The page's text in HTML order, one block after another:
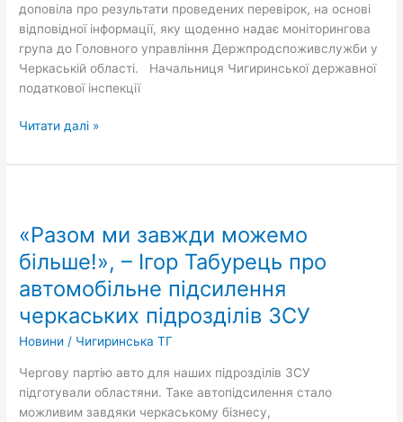
доповіла про результати проведених перевірок, на основі
відповідної інформації, яку щоденно надає моніторингова
група до Головного управління Держпродспоживслужби у
Черкаській області. Начальниця Чигиринської державної
податкової інспекції
Читати далі »
«Разом ми завжди можемо
більше!», – Ігор Табурець про
автомобільне підсилення
черкаських підрозділів ЗСУ
Новини / Чигиринська ТГ
Чергову партію авто для наших підрозділів ЗСУ
підготували областяни. Таке автопідсилення стало
можливим завдяки черкаському бізнесу,
завжди
можемо
більше!»,
–
Ігор
Табурець
про
автомобільне
підсилення
черкаських